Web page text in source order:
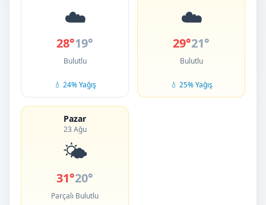
☁️
28°19°
Bulutlu
💧 24% Yağış
☁️
29°21°
Bulutlu
💧 25% Yağış
Pazar
23 Ağu
🌤️
31°20°
Parçalı Bulutlu